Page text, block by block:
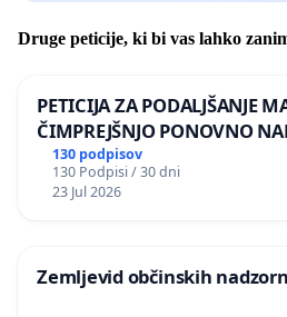
Druge peticije, ki bi vas lahko
PETICIJA ZA PODALJŠANJE
ČIMPREJŠNJO PONOVNO
BERNARDA ŠRAJNERJA NA
REPUBLIKE SLOVENIJE V
130 podpisov
130 Podpisi / 30 dni
23 Jul 2026
Zemljevid občinskih